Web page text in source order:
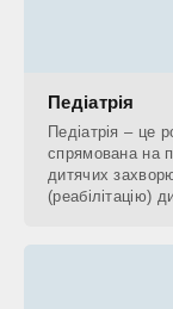
Педіатрія
Педіатрія – це
спрямована на
дитячих
(реабілітацію)